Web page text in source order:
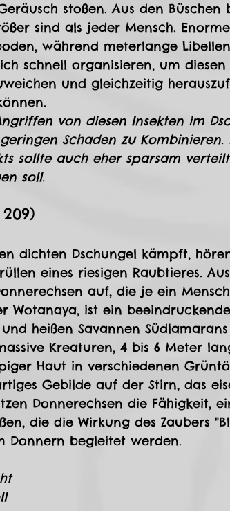
stoßen. Aus den Büschen
sind als jeder Mensch. Enorme
während meterlange
schnell organisieren, um diesen
und gleichzeitig
von diesen Insekten im
Schaden zu Kombinieren.
sollte auch eher sparsam
soll.
dichten Dschungel kämpft,
eines riesigen Raubtieres.
auf, die je ein Mensch
Wotanaya, ist ein
heißen Savannen
Kreaturen, 4 bis 6 Meter
Haut in verschiedenen
Gebilde auf der Stirn, das
Donnerechsen die Fähigkeit,
die die Wirkung des Zaubers
Donnern begleitet werden.